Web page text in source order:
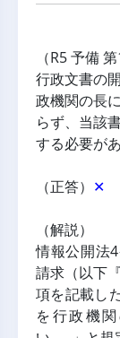
（R5 予備
行政文書の
政機関の長
らず、当該
する必要があ
（正答） ✕
（解説）
情報公開法
請求（以下
項を記載し
を行政機